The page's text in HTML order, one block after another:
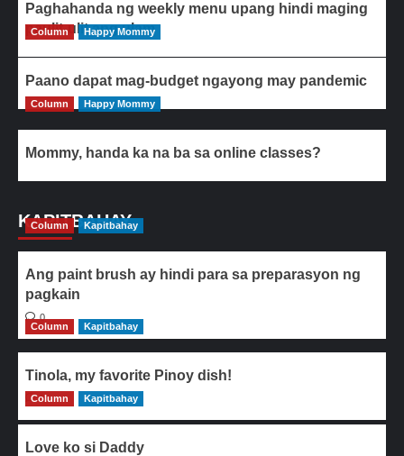
Paghahanda ng weekly menu upang hindi maging
paulit-ulit ang ulam
Column Happy Mommy
Paano dapat mag-budget ngayong may pandemic
Column Happy Mommy
Mommy, handa ka na ba sa online classes?
KAPITBAHAY
Column Kapitbahay
Ang paint brush ay hindi para sa preparasyon ng
pagkain
0
Column
Kapitbahay
Tinola, my favorite Pinoy dish!
0
Column Kapitbahay
Love ko si Daddy